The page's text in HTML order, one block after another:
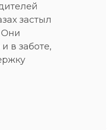
застыл
Они
в заботе,